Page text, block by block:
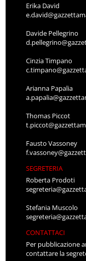
Erika David
Davide Pellegrino
Cinzia Timpano
Arianna Papalia
Thomas Piccot
Fausto Vassoney
SEGRETERIA
Roberta Prodoti
Stefania Muscolo
CONTATTACI
Per pubblicazione
contattare la